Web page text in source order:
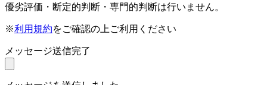
優劣評価・断定的判断・専門的判断は行いません。
※利用規約をご確認の上ご利用ください
メッセージ送信完了